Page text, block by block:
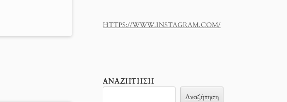
HTTPS://WWW.INSTAGRAM.COM/
ΑΝΑΖΉΤΗΣΗ
Αναζήτηση